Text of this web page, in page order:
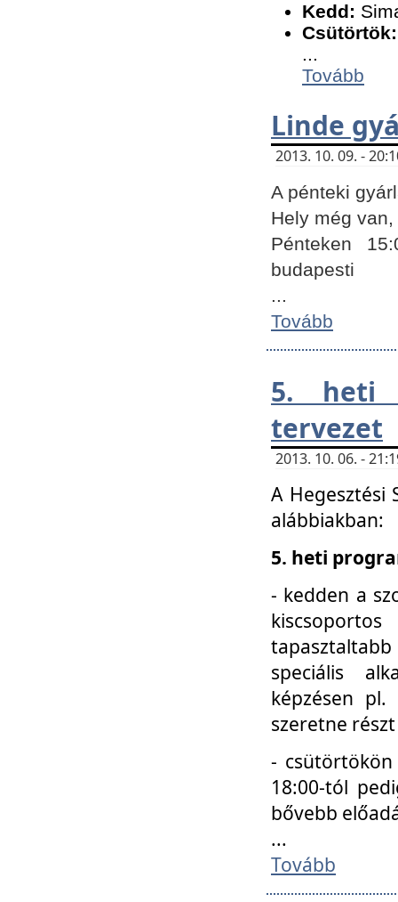
Kedd:
Csütörtök:
...
Tovább
Linde
2013. 10. 09. -
A pénteki
Hely még
Pénteken
budapesti
...
Tovább
5. heti
tervezet
2013. 10. 06. -
A Hegesztési
alábbiakban:
5. heti
- kedden a
speciális
képzésen
szeretne
- csütörtökön
18:00-tól
bővebb
...
Tovább